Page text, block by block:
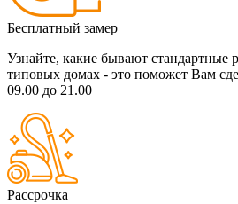
Бесплатный замер
Узнайте, какие бывают стандартные
типовых домах - это поможет Вам
09.00 до 21.00
Рассрочка